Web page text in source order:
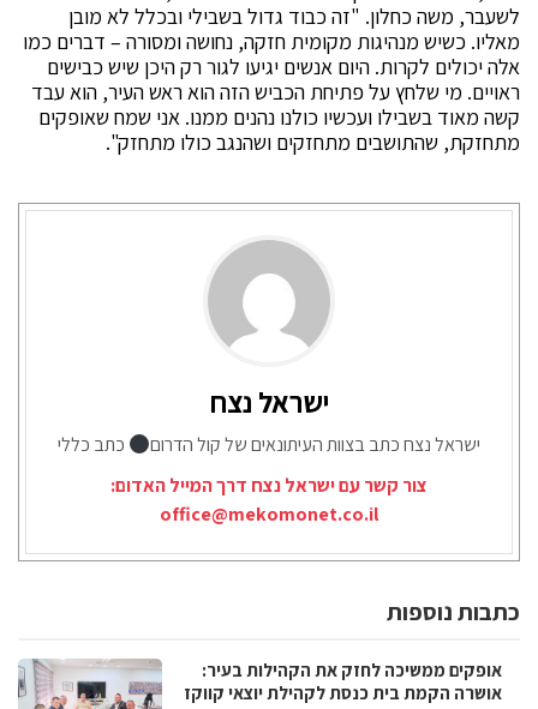
לשעבר, משה כחלון. "זה כבוד גדול בשבילי ובכלל לא מובן
מאליו. כשיש מנהיגות מקומית חזקה, נחושה ומסורה – דברים כמו
אלה יכולים לקרות. היום אנשים יגיעו לגור רק היכן שיש כבישים
ראויים. מי שלחץ על פתיחת הכביש הזה הוא ראש העיר, הוא עבד
קשה מאוד בשבילו ועכשיו כולנו נהנים ממנו. אני שמח שאופקים
מתחזקת, שהתושבים מתחזקים ושהנגב כולו מתחזק".
ישראל נצח
ישראל נצח כתב בצוות העיתונאים של קול הדרום
כתב כללי
צור קשר עם ישראל נצח דרך המייל האדום:
office@mekomonet.co.il
כתבות נוספות
אופקים ממשיכה לחזק את הקהילות בעיר:
אושרה הקמת בית כנסת לקהילת יוצאי קווקז